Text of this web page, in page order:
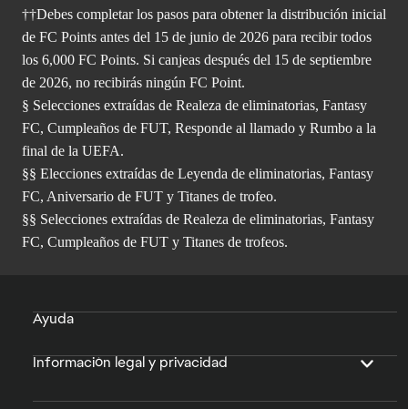
††Debes completar los pasos para obtener la distribución inicial
de FC Points antes del 15 de junio de 2026 para recibir todos
los 6,000 FC Points. Si canjeas después del 15 de septiembre
de 2026, no recibirás ningún FC Point.
§ Selecciones extraídas de Realeza de eliminatorias, Fantasy
FC, Cumpleaños de FUT, Responde al llamado y Rumbo a la
final de la UEFA.
§§ Elecciones extraídas de Leyenda de eliminatorias, Fantasy
FC, Aniversario de FUT y Titanes de trofeo.
§§ Selecciones extraídas de Realeza de eliminatorias, Fantasy
FC, Cumpleaños de FUT y Titanes de trofeos.
Ayuda
Información legal y privacidad